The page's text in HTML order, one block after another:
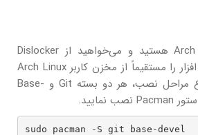
اگر در سیستم Arch Linux هستید و می‌خواهید از Dislocker
استفاده کنید، باید نرم افزار را مستقیماً از مخزن کاربر Arch Linux
نصب کنید. برای شروع مراحل نصب، هر دو بسته Git و Base-
sudo pacman -S git base-devel